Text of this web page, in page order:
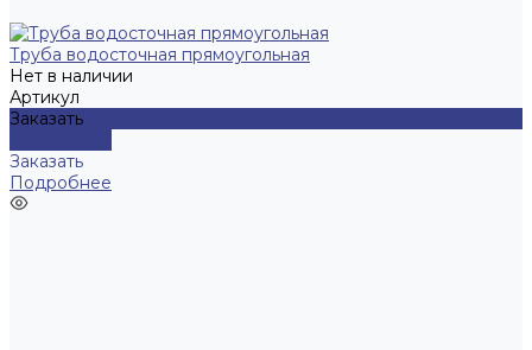
Труба водосточная прямоугольная
Нет в наличии
Артикул
Заказать
Заказать
Подробнее